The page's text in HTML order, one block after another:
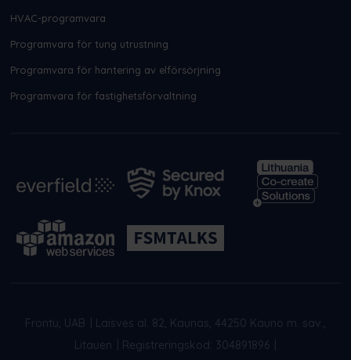
HVAC-programvara
Programvara för tung utrustning
Programvara för hantering av elförsörjning
Programvara för fastighetsförvaltning
Frontu, UAB
Laisvės al. 82, Kaunas, 44250 Kauno m. sav.,
Litauen
Registreringskod: 304891896